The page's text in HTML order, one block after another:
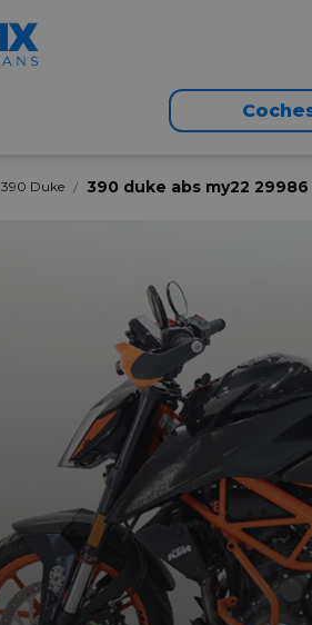
390 Duke 390 duke abs my22